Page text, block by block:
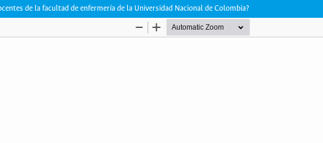
de la facultad de enfermería de la Universidad Nacional de Colombia?